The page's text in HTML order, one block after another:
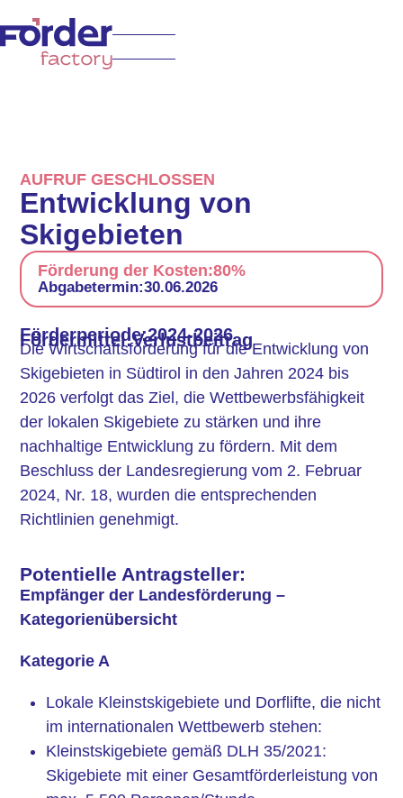
AUFRUF GESCHLOSSEN
Entwicklung von
Skigebieten
Förderung der Kosten:80%
Abgabetermin:30.06.2026
Förderperiode:2024-2026
Fördermittel:Verlustbeitrag
Die Wirtschaftsförderung für die Entwicklung von
Skigebieten in Südtirol in den Jahren 2024 bis
2026 verfolgt das Ziel, die Wettbewerbsfähigkeit
der lokalen Skigebiete zu stärken und ihre
nachhaltige Entwicklung zu fördern. Mit dem
Beschluss der Landesregierung vom 2. Februar
2024, Nr. 18, wurden die entsprechenden
Richtlinien genehmigt.
Potentielle Antragsteller:
Empfänger der Landesförderung –
Kategorienübersicht
Kategorie A
Lokale Kleinstskigebiete und Dorflifte, die nicht
im internationalen Wettbewerb stehen:
Kleinstskigebiete gemäß DLH 35/2021:
Skigebiete mit einer Gesamtförderleistung von